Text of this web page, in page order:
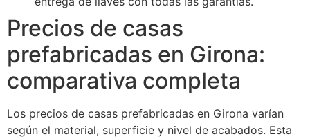
Precios de casas
prefabricadas en Girona:
comparativa completa
Los precios de casas prefabricadas en Girona varían
según el material, superficie y nivel de acabados. Esta